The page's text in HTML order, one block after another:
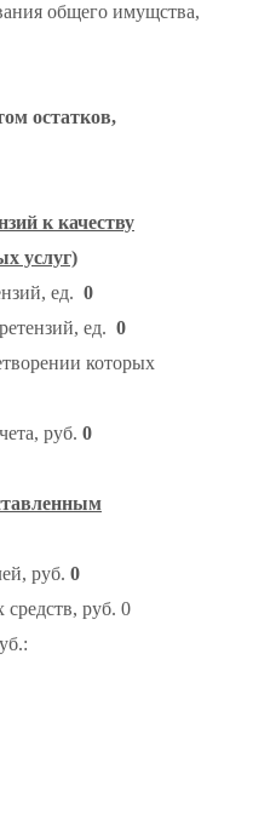
общего имущства,
остатков,
к качеству
услуг)
ед. 0
ед. 0
которых
руб. 0
руб. 0
руб. 0